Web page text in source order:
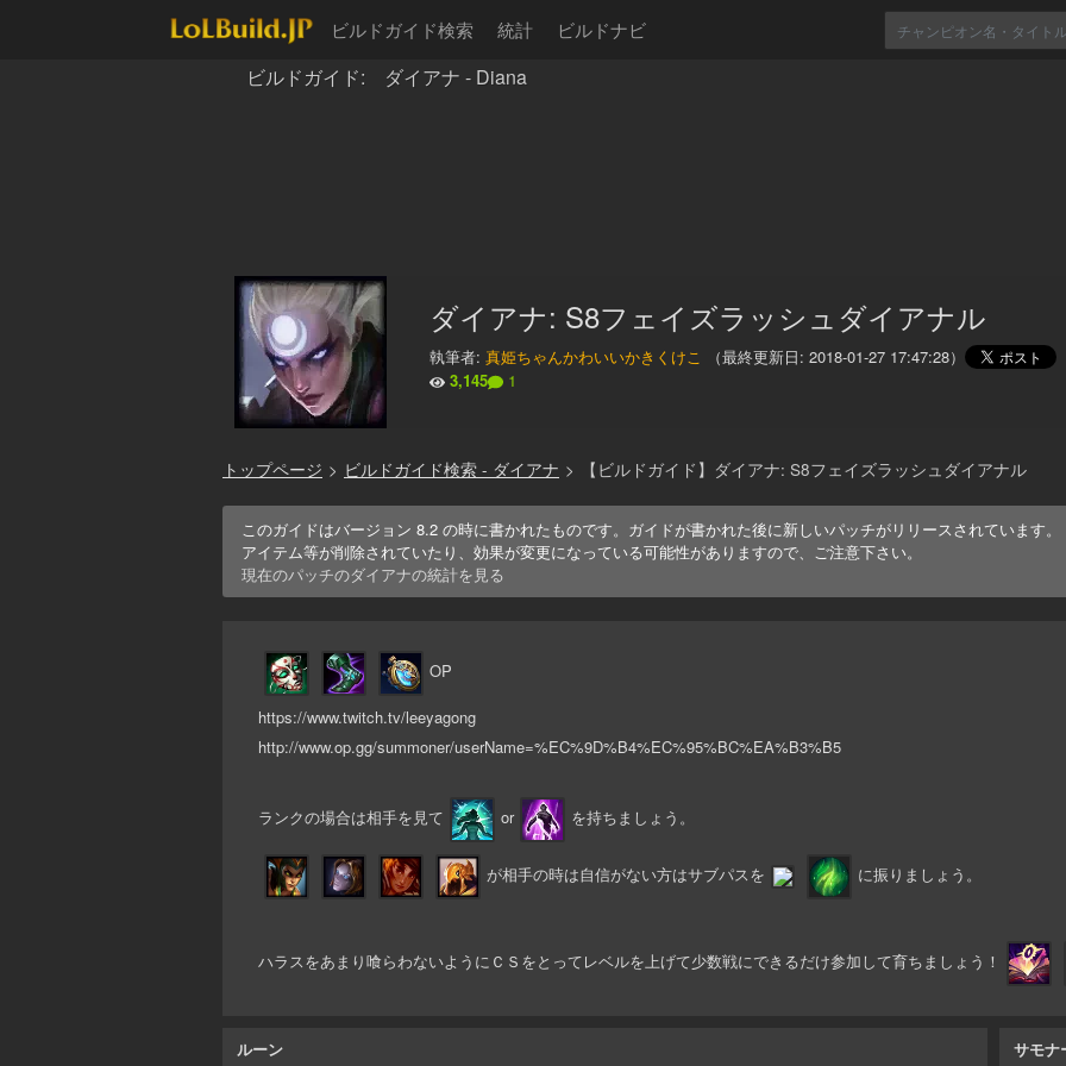
ビルドガイド検索 統計 ビルドナビ
ビルドガイド: ダイアナ - Diana
ダイアナ: S8フェイズラッシュダイアナル
執筆者: 真姫ちゃんかわいいかきくけこ （最終更新日: 2018-01-27 17:47:28）
3,145
1
トップページ > ビルドガイド検索 - ダイアナ > 【ビルドガイド】ダイアナ: S8フェイズラッシュダイアナル
このガイドはバージョン8.2 の時に書かれたものです。ガイドが書かれた後に新しいパッチがリリースされています。
アイテム等が削除されていたり、効果が変更になっている可能性がありますので、ご注意下さい。
現在のパッチのダイアナの統計を見る
OP
https://www.twitch.tv/leeyagong
http://www.op.gg/summoner/userName=%EC%9D%B4%EC%95%BC%EA%B3%B5
ランクの場合は相手を見て or を持ちましょう。
が相手の時は自信がない方はサブパスを に振りましょう。
ハラスをあまり喰らわないようにＣＳをとってレベルを上げて少数戦にできるだけ参加して育ちましょう！
ルーン サモナ